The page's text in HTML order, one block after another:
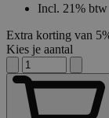
Incl. 21% btw
Extra korting van
Kies je aantal